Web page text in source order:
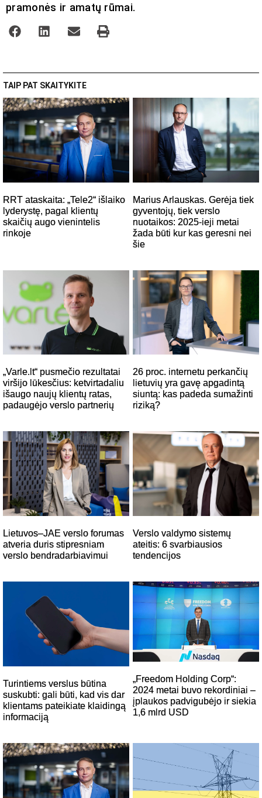
pramonės ir amatų rūmai.
TAIP PAT SKAITYKITE
RRT ataskaita: „Tele2“ išlaiko
lyderystę, pagal klientų
skaičių augo vienintelis
rinkoje
Marius Arlauskas. Gerėja tiek
gyventojų, tiek verslo
nuotaikos: 2025-ieji metai
žada būti kur kas geresni nei
šie
„Varle.lt“ pusmečio rezultatai
viršijo lūkesčius: ketvirtadaliu
išaugo naujų klientų ratas,
padaugėjo verslo partnerių
26 proc. internetu perkančių
lietuvių yra gavę apgadintą
siuntą: kas padeda sumažinti
riziką?
Lietuvos–JAE verslo forumas
atveria duris stipresniam
verslo bendradarbiavimui
Verslo valdymo sistemų
ateitis: 6 svarbiausios
tendencijos
Turintiems verslus būtina
suskubti: gali būti, kad vis dar
klientams pateikiate klaidingą
informaciją
„Freedom Holding Corp“:
2024 metai buvo rekordiniai –
įplaukos padvigubėjo ir siekia
1,6 mlrd USD